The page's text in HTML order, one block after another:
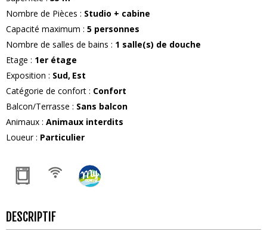
Nombre de Pièces : Studio + cabine
Capacité maximum : 5 personnes
Nombre de salles de bains : 1 salle(s) de douche
Etage : 1er étage
Exposition : Sud Est
Catégorie de confort : Confort
Balcon/Terrasse : Sans balcon
Animaux : Animaux interdits
Loueur: Particulier
DESCRIPTIF